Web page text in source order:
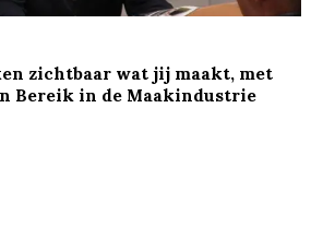
zichtbaar wat jij maakt, met
Bereik in de Maakindustrie